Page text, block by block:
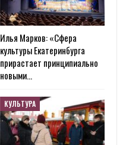
Илья Марков: «Сфера
культуры Екатеринбурга
прирастает принципиально
новыми…
КУЛЬТУРА